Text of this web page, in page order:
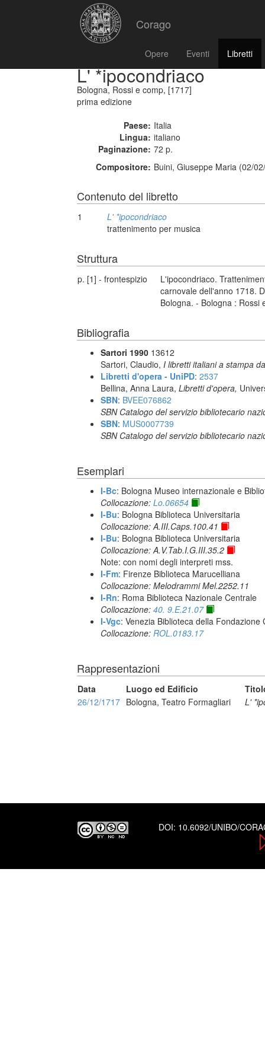
Corago
Opere Eventi Libretti
L' *ipocondriaco
Bologna, Rossi e comp, [1717]
prima edizione
Paese: Italia
Lingua: italiano
Paginazione: 72 p.
Compositore: Buini, Giuseppe Maria (02/
Contenuto del libretto
1
L' *ipocondriaco
trattenimento per musica
Struttura
p. [1] - frontespizio
L'ipocondriaco.
carnovale dell'anno 1718.
Bologna. - Bologna : Rossi
Bibliografia
Sartori 1990 13612
Sartori, Claudio, I libretti italiani a stampa
Libretti d'opera - UniPD: 2537
Bellina, Anna Laura, Libretti d'opera,
SBN: BVEE076862
SBN Catalogo del servizio bibliotecario
SBN: MUS0007739
SBN Catalogo del servizio bibliotecario
Esemplari
I-Bc: Bologna Museo internazionale e
Collocazione: Lo.06654
I-Bu: Bologna Biblioteca Universitaria
Collocazione: A.III.Caps.100.41
I-Bu: Bologna Biblioteca Universitaria
Collocazione: A.V.Tab.I.G.III.35.2
Note: con nomi degli interpreti mss.
I-Fm: Firenze Biblioteca Marucelliana
Collocazione: Melodrammi Mel.2252.11
I-Rn: Roma Biblioteca Nazionale Centrale
Collocazione: 40. 9.E.21.07
I-Vgc: Venezia Biblioteca della Fondazione
Collocazione: ROL.0183.17
Rappresentazioni
Data Luogo ed Edificio
26/12/1717 Bologna, Teatro Formagliari L'
DOI: 10.6092/UNIBO/